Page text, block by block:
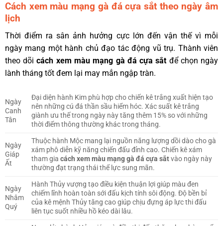
Cách xem màu mạng gà đá cựa sắt theo ngày âm
lịch
Thời điểm ra sân ảnh hưởng cực lớn đến vận thế vì mỗi
ngày mang một hành chủ đạo tác động vũ trụ. Thành viên
theo dõicách xem màu mạng gà đá cựa sắt để chọn ngày
lành tháng tốt đem lại may mắn ngập tràn.
Ngày
Canh
Tân
Đại diện hành Kim phù hợp cho chiến kê trắng xuất hiện tạo
nên những cú đá thần sầu hiểm hóc. Xác suất kê trắng
giành ưu thế trong ngày này tăng thêm 15% so với những
thời điểm thông thường khác trong tháng.
Ngày
Giáp
Ất
Thuộc hành Mộc mang lại nguồn năng lượng dồi dào cho gà
xám phô diễn kỹ năng chiến đấu đỉnh cao. Chiến kê xám
tham gia cách xem màu mạng gà đá cựa sắtvào ngày này
thường đạt trạng thái thể lực sung mãn.
Ngày
Nhâm
Quý
Hành Thủy vượng tạo điều kiện thuận lợi giúp màu đen
chiếm lĩnh hoàn toàn sới đấu kịch tính sôi động. Độ bền bỉ
của kê mệnh Thủy tăng cao giúp chịu đựng áp lực thi đấu
liên tục suốt nhiều hồ kéo dài lâu.